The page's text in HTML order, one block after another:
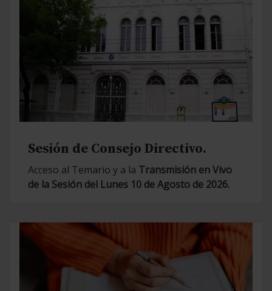
Sesión de Consejo Directivo.
Acceso al Temario y a la Transmisión en Vivo
de la Sesión del Lunes 10 de Agosto de 2026.